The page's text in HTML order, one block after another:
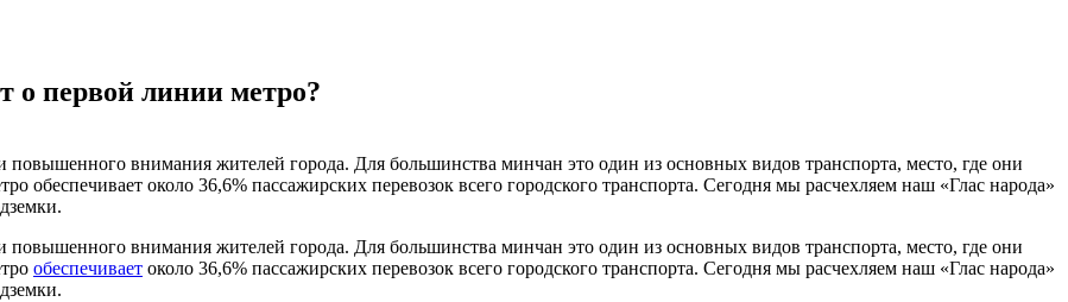
о первой линии метро?
внимания жителей города. Для большинства минчан это один из основных видов транспорта, место, где они
обеспечивает около 36,6% пассажирских перевозок всего городского транспорта. Сегодня мы расчехляем наш «Глас народа»
внимания жителей города. Для большинства минчан это один из основных видов транспорта, место, где они
обеспечивает около 36,6% пассажирских перевозок всего городского транспорта. Сегодня мы расчехляем наш «Глас народа»